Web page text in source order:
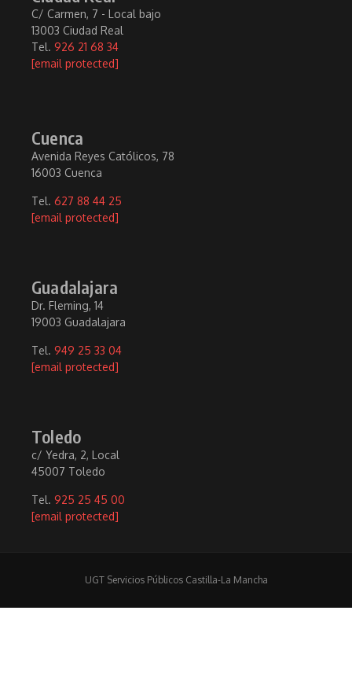
C/ Carmen, 7 - Local bajo
13003 Ciudad Real
Tel. 926 21 68 34
[email protected]
Cuenca
Avenida Reyes Católicos, 78
16003 Cuenca
Tel. 627 88 44 25
[email protected]
Guadalajara
Dr. Fleming, 14
19003 Guadalajara
Tel. 949 25 33 04
[email protected]
Toledo
c/ Yedra, 2, Local
45007 Toledo
Tel. 925 25 45 00
[email protected]
UGT Servicios Públicos Castilla-La Mancha